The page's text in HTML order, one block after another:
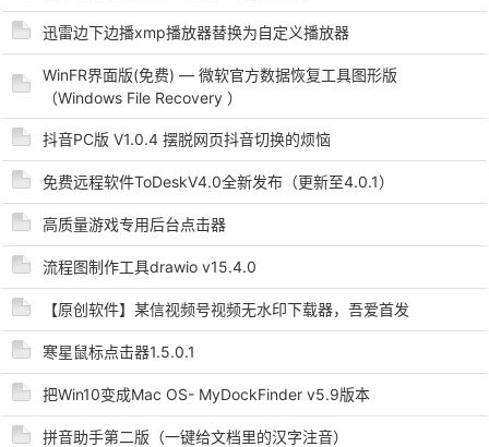
解
迅雷边下边播xmp播放器替换为自定义播放器
WinFR界面版(免费) — 微软官方数据恢复工具图形版
（Windows File Recovery ）
抖音PC版 V1.0.4 摆脱网页抖音切换的烦恼
免费远程软件ToDeskV4.0全新发布（更新至4.0.1）
高质量游戏专用后台点击器
流程图制作工具drawio v15.4.0
【原创软件】某信视频号视频无水印下载器，吾爱首发
寒星鼠标点击器1.5.0.1
把Win10变成Mac OS- MyDockFinder v5.9版本
拼音助手第二版（一键给文档里的汉字注音）